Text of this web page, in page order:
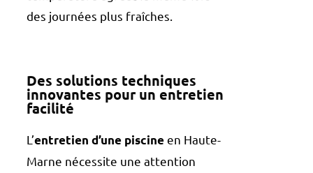
des journées plus fraîches.
Des solutions techniques
innovantes pour un entretien
facilité
L’entretien d’une piscineen Haute-
Marne nécessite une attention